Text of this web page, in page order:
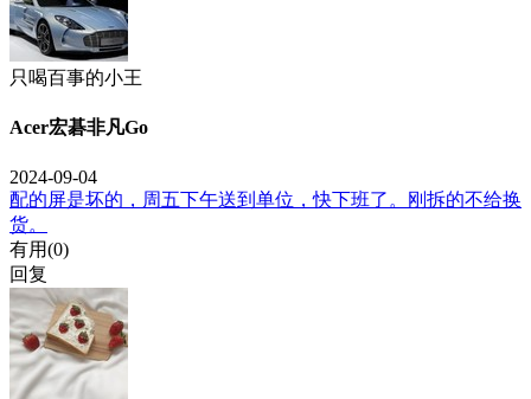
只喝百事的小王
Acer宏碁非凡Go
2024-09-04
配的屏是坏的，周五下午送到单位，快下班了。刚拆的不给换
货。
有用(0)
回复